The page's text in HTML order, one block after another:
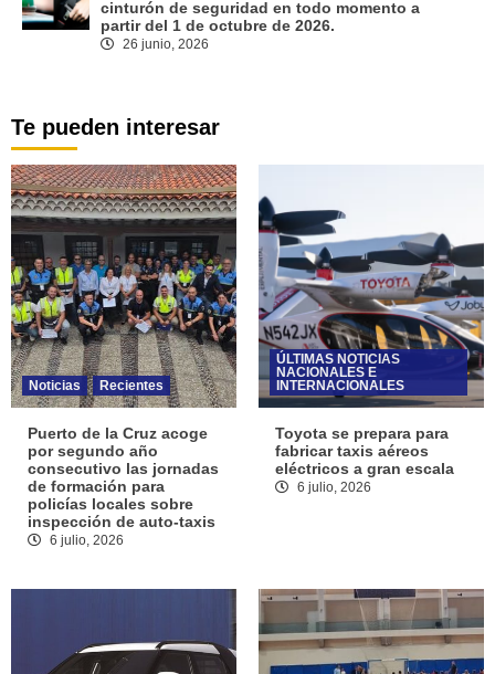
cinturón de seguridad en todo momento a
partir del 1 de octubre de 2026.
26 junio, 2026
Te pueden interesar
Noticias Recientes
Puerto de la Cruz acoge
por segundo año
consecutivo las jornadas
de formación para
policías locales sobre
inspección de auto-taxis
6 julio, 2026
ÚLTIMAS NOTICIAS
NACIONALES E
INTERNACIONALES
Toyota se prepara para
fabricar taxis aéreos
eléctricos a gran escala
6 julio, 2026